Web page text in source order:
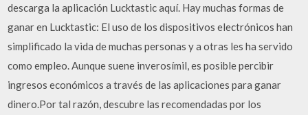
descarga la aplicación Lucktastic aquí. Hay muchas formas de
ganar en Lucktastic: El uso de los dispositivos electrónicos han
simplificado la vida de muchas personas y a otras les ha servido
como empleo. Aunque suene inverosímil, es posible percibir
ingresos económicos a través de las aplicaciones para ganar
dinero.Por tal razón, descubre las recomendadas por los